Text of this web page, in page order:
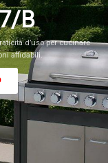
B
d’uso per cucinare
affidabili.